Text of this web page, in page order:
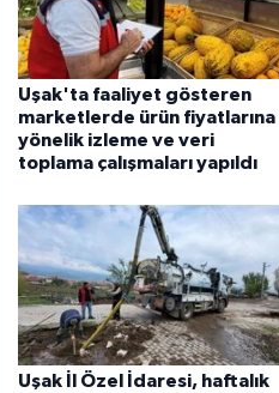
Uşak'ta faaliyet gösteren
marketlerde ürün fiyatlarına
yönelik izleme ve veri
toplama çalışmaları yapıldı
Uşak İl Özel İdaresi, haftalık